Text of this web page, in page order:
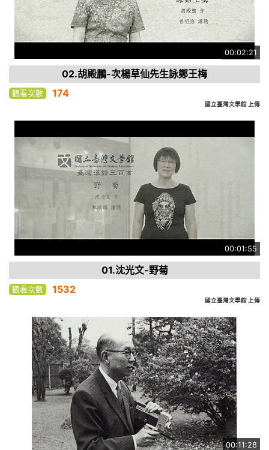
00:02:21
02.胡殿鵬-次楊草仙先生詠鄭王梅
觀看次數 174
國立臺灣文學館 上傳
00:01:55
01.沈光文-野菊
觀看次數 1532
國立臺灣文學館 上傳
00:11:28